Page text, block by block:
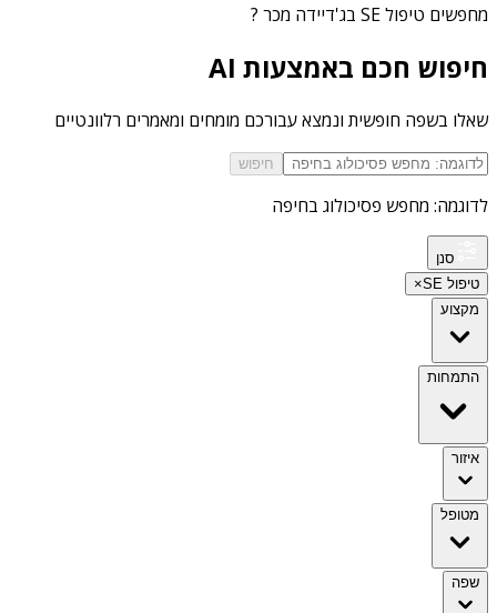
מחפשים טיפול SE בג'דיידה מכר ?
חיפוש חכם באמצעות AI
שאלו בשפה חופשית ונמצא עבורכם מומחים ומאמרים רלוונטיים
חיפוש
לדוגמה: מחפש פסיכולוג בחיפה
סנן
טיפול SE
×
מקצוע
התמחות
איזור
מטופל
שפה